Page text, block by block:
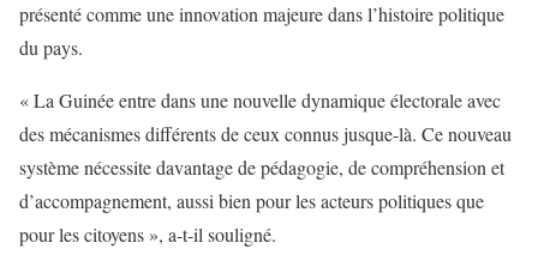
présenté comme une innovation majeure dans l’histoire politique
du pays.
« La Guinée entre dans une nouvelle dynamique électorale avec
des mécanismes différents de ceux connus jusque-là. Ce nouveau
système nécessite davantage de pédagogie, de compréhension et
d’accompagnement, aussi bien pour les acteurs politiques que
pour les citoyens », a-t-il souligné.